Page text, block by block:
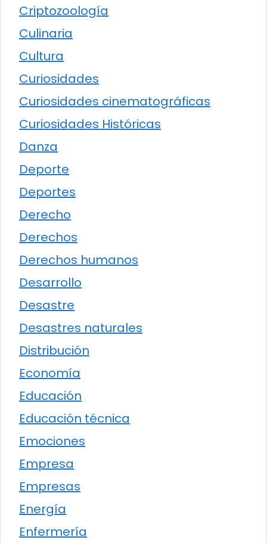
Criptozoología
Culinaria
Cultura
Curiosidades
Curiosidades cinematográficas
Curiosidades Históricas
Danza
Deporte
Deportes
Derecho
Derechos
Derechos humanos
Desarrollo
Desastre
Desastres naturales
Distribución
Economía
Educación
Educación técnica
Emociones
Empresa
Empresas
Energía
Enfermería